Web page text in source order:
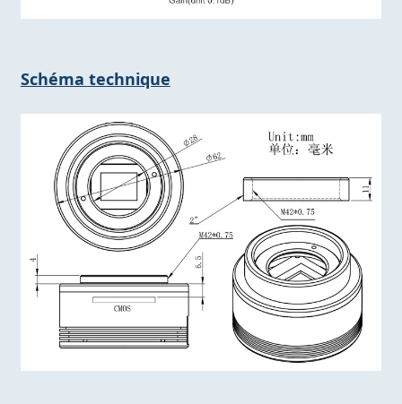
Schéma technique